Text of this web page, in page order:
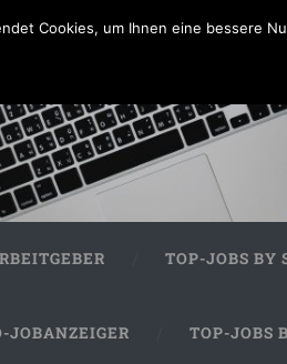
TOP-JOBS BY
JOBANZEIGER TOP-JOBS
Cookies, um Ihnen eine bessere